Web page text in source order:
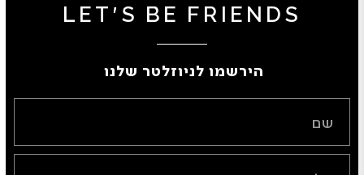
LET'S BE FRIENDS
הירשמו לניוזלטר שלנו ​